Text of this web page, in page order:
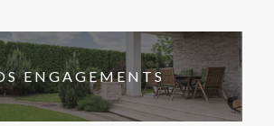
ENGAGEMENTS